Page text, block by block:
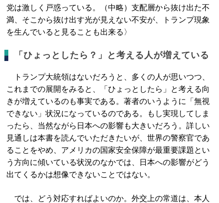
党は激しく戸惑っている。（中略）支配層から抜け出た不
満、そこから抜け出す光が見えない不安が、トランプ現象
を生んでいると見ることも出来る〉
「ひょっとしたら？」と考える人が増えている
トランプ大統領はないだろうと、多くの人が思いつつ、
これまでの展開をみると、「ひょっとしたら」と考える向
きが増えているのも事実である。著者のいうように「無視
できない」状況になっているのである。もし実現してしま
ったら、当然ながら日本への影響も大きいだろう。詳しい
見通しは本書を読んでいただきたいが、世界の警察官であ
ることをやめ、アメリカの国家安全保障が最重要課題とい
う方向に傾いている状況のなかでは、日本への影響がどう
出てくるかは想像できないことではない。
では、どう対応すればよいのか。外交上の常道は、本人